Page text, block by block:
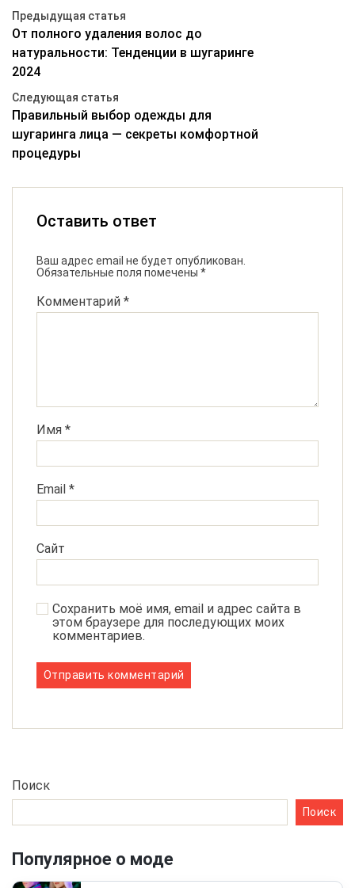
Предыдущая статья
От полного удаления волос до
натуральности: Тенденции в шугаринге
2024
Следующая статья
Правильный выбор одежды для
шугаринга лица — секреты комфортной
процедуры
Оставить ответ
Ваш адрес email не будет опубликован.
Обязательные поля помечены *
Комментарий *
Имя *
Email *
Сайт
Сохранить моё имя, email и адрес сайта в
этом браузере для последующих моих
комментариев.
Поиск
Поиск
Популярное о моде